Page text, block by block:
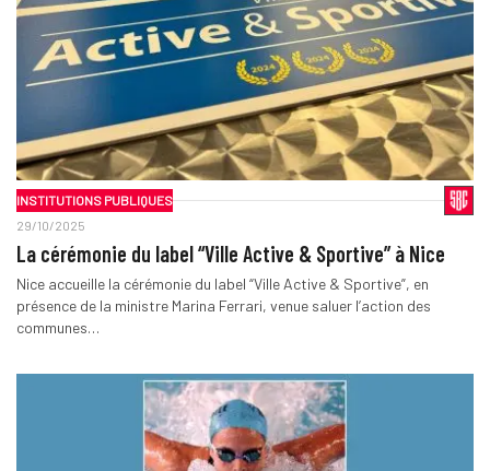
INSTITUTIONS PUBLIQUES
29/10/2025
La cérémonie du label “Ville Active & Sportive” à Nice
Nice accueille la cérémonie du label “Ville Active & Sportive”, en
présence de la ministre Marina Ferrari, venue saluer l’action des
communes…